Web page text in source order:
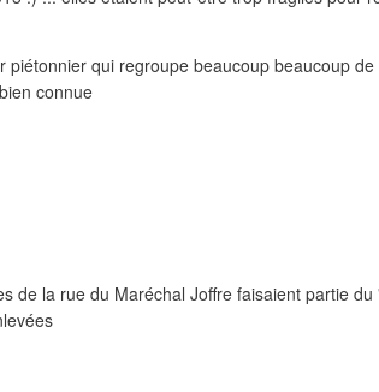
piétonnier qui regroupe beaucoup beaucoup
connue
de la rue du Maréchal Joffre faisaient partie du